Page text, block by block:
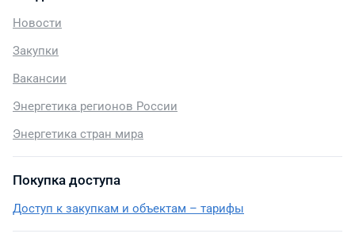
Новости
Закупки
Вакансии
Энергетика регионов России
Энергетика стран мира
Покупка доступа
Доступ к закупкам и объектам – тарифы